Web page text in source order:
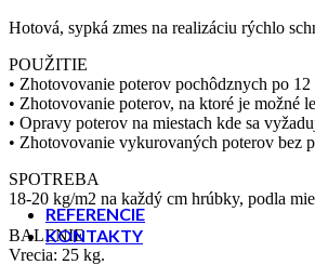
REFERENCIE
KONTAKTY
Hotová, sypká zmes na realizáciu rýchlo
POUŽITIE
• Zhotovovanie poterov pochôdznych po
• Zhotovovanie poterov, na ktoré je možné
• Opravy poterov na miestach kde sa
• Zhotovovanie vykurovaných poterov bez
SPOTREBA
18-20 kg/m2 na každý cm hrúbky, podla
BALENIE
Vrecia: 25 kg.